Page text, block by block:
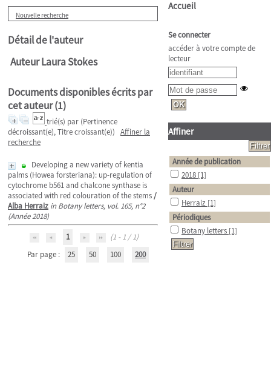
Nouvelle recherche
Détail de l'auteur
Auteur Laura Stokes
Documents disponibles écrits par
cet auteur (1)
trié(s) par (Pertinence
décroissant(e), Titre croissant(e)) Affiner la
recherche
Developing a new variety of kentia
palms (Howea forsteriana): up-regulation of
cytochrome b561 and chalcone synthase is
associated with red colouration of the stems/
Alba Herraiz in Botany letters, vol. 165, n°2
(Année 2018)
1
(1 - 1 / 1)
Par page :
25 50 100 200
Accueil
Se connecter
accéder à votre compte de
lecteur
Affiner
Année de publication
2018 [1]
Auteur
Herraiz [1]
Périodiques
Botany letters [1]